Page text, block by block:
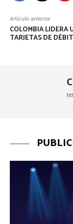
Artículo anterior
COLOMBIA LIDERA
TARJETAS DE